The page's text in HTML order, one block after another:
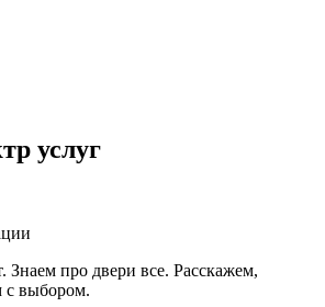
услуг
Знаем про двери все. Расскажем,
с выбором.